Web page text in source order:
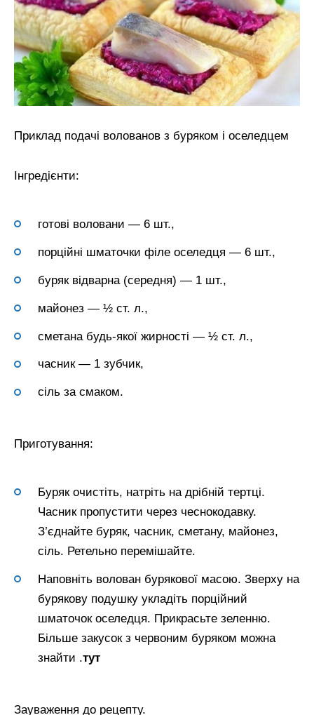
Приклад подачі волованов з буряком і оселедцем
Інгредієнти:
готові воловани — 6 шт.,
порційні шматочки філе оселедця — 6 шт.,
буряк відварна (середня) — 1 шт.,
майонез — ½ ст. л.,
сметана будь-якої жирності — ½ ст. л.,
часник — 1 зубчик,
сіль за смаком.
Приготування:
Буряк очистіть, натріть на дрібній тертці.
Часник пропустити через чеснокодавку.
З’єднайте буряк, часник, сметану, майонез,
сіль. Ретельно перемішайте.
Наповніть волован бурякової масою. Зверху на
бурякову подушку укладіть порційний
шматочок оселедця. Прикрасьте зеленню.
Більше закусок з червоним буряком можна
знайти .тут
Зауваження до рецепту.